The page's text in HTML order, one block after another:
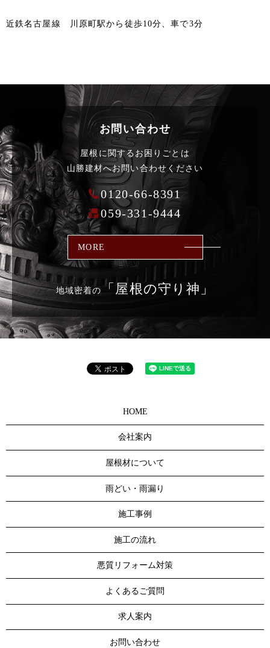
近鉄名古屋線 川原町駅から徒歩10分、車で3分
お問い合わせ
屋根に関するお困りごとは
山勝建材へお問い合わせください
0120-66-8391
059-331-9444
MORE
地域密着の 「屋根の守り神」
HOME
会社案内
屋根材について
雨どい・雨漏り
施工事例
施工の流れ
悪質リフォーム対策
よくあるご質問
求人案内
お問い合わせ